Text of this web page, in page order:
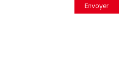
Envoyer